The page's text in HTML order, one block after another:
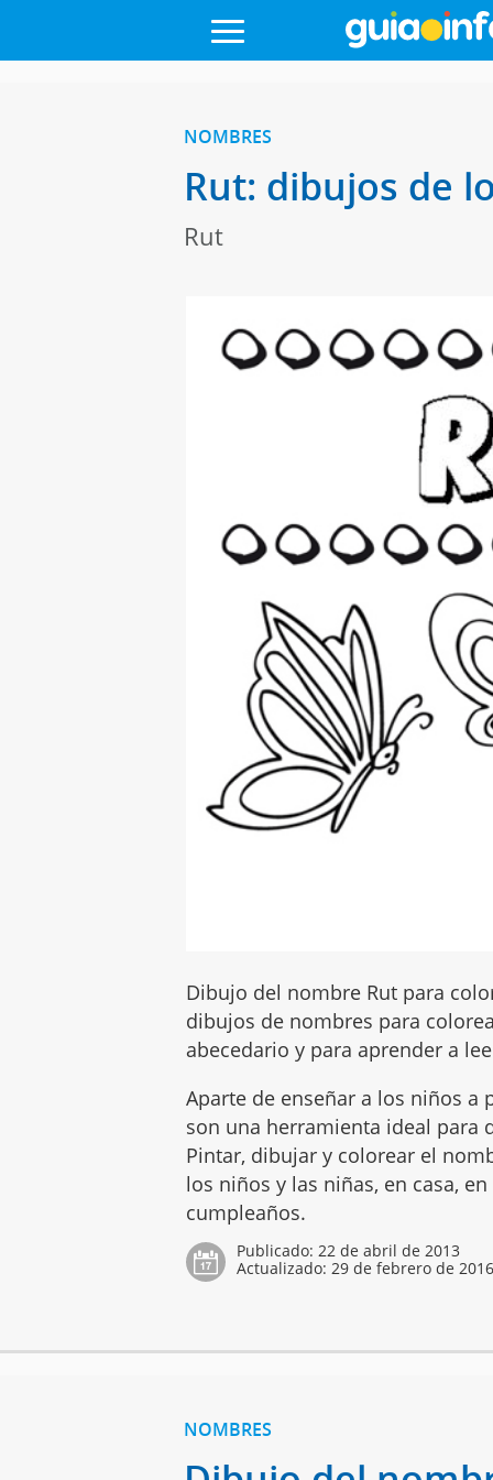
NOMBRES
Rut: dibujos de
Rut
Dibujo del nombre Rut para
dibujos de nombres para
abecedario y para aprender a
Aparte de enseñar a los niños
son una herramienta ideal para
Pintar, dibujar y colorear el
los niños y las niñas, en casa,
cumpleaños.
Publicado:22 de abril de 2013
Actualizado:29 de febrero de
NOMBRES